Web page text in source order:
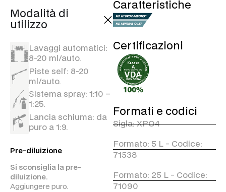
prodotti aggressivi.
In un semplice passaggio la
idrorepellente e protetta.
Ha un effetto antistatico e
idrorepellente nel tempo
così da migliorare anche la
visibilità in presenza di
pioggia.
Privo di
IDROCARBURI/OLI
MINERALI aggiunti*.
rispettano i criteri di
biodegradabilità secondo il
Regolamento (CE)
648/2004.
Modalità di
utilizzo
Lavaggi automatici:
8-20 ml/auto.
Piste self: 8-20
ml/auto.
Sistema spray: 1:10 –
1:25.
Lancia schiuma: da
puro a 1:9.
Pre-diluizione
Si sconsiglia la pre-
diluizione.
Aggiungere puro.
Caratteristiche
Certificazioni
Formati e codici
Sigla: XPO4
Formato: 5 L - Codice:
71538
Formato: 25 L - Codice:
71090